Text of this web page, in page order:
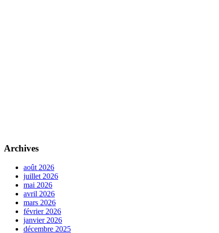
Archives
août 2026
juillet 2026
mai 2026
avril 2026
mars 2026
février 2026
janvier 2026
décembre 2025